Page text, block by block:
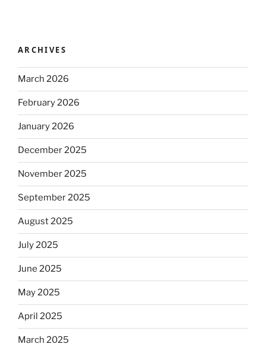
ARCHIVES
March 2026
February 2026
January 2026
December 2025
November 2025
September 2025
August 2025
July 2025
June 2025
May 2025
April 2025
March 2025